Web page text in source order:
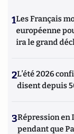
1Les Français
européenne
ira le grand
2L’été 2026
disent depuis
3Répression en
pendant que